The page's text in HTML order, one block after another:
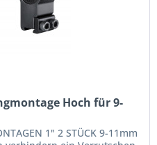
Hoch für 9-
1" 2 STÜCK 9-11mm